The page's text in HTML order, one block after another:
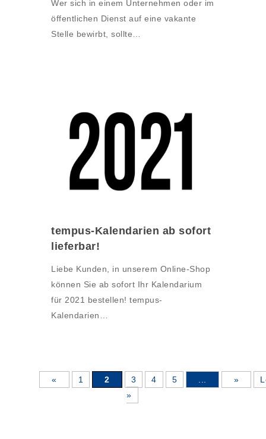
Wer sich in einem Unternehmen oder im
öffentlichen Dienst auf eine vakante
Stelle bewirbt, sollte…
tempus-Kalendarien ab sofort
lieferbar!
Liebe Kunden, in unserem Online-Shop
können Sie ab sofort Ihr Kalendarium
für 2021 bestellen! tempus-
Kalendarien…
« 1 2 3 4 5 »
»